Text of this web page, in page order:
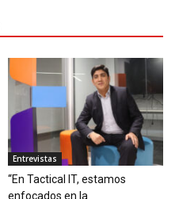
Entrevistas
“En Tactical IT, estamos
enfocados en la